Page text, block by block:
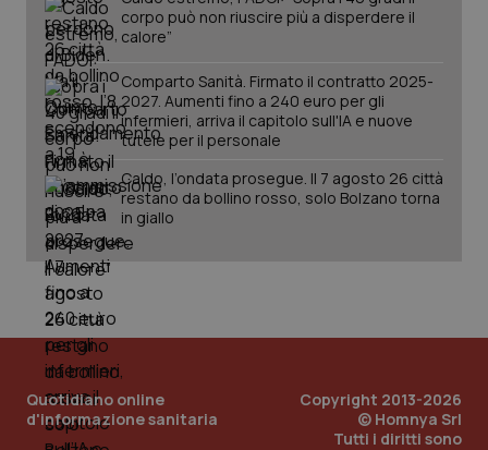
corpo può non riuscire più a disperdere il
calore”
Comparto Sanità. Firmato il contratto 2025-
2027. Aumenti fino a 240 euro per gli
infermieri, arriva il capitolo sull'IA e nuove
tutele per il personale
Caldo, l’ondata prosegue. Il 7 agosto 26 città
restano da bollino rosso, solo Bolzano torna
in giallo
Quotidiano online
d'informazione sanitaria
Copyright 2013-2026
© Homnya Srl
Tutti i diritti sono